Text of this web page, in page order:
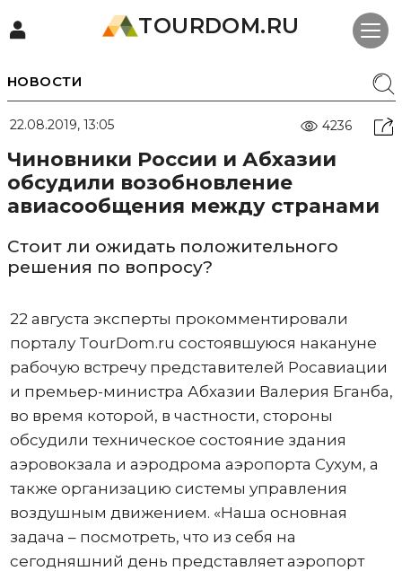
TOURDOM.RU
НОВОСТИ
22.08.2019, 13:05 4236
Чиновники России и Абхазии
обсудили возобновление
авиасообщения между странами
Стоит ли ожидать положительного
решения по вопросу?
22 августа эксперты прокомментировали
порталу TourDom.ru состоявшуюся накануне
рабочую встречу представителей Росавиации
и премьер-министра Абхазии Валерия Бганба,
во время которой, в частности, стороны
обсудили техническое состояние здания
аэровокзала и аэродрома аэропорта Сухум, а
также организацию системы управления
воздушным движением. «Наша основная
задача – посмотреть, что из себя на
сегодняшний день представляет аэропорт